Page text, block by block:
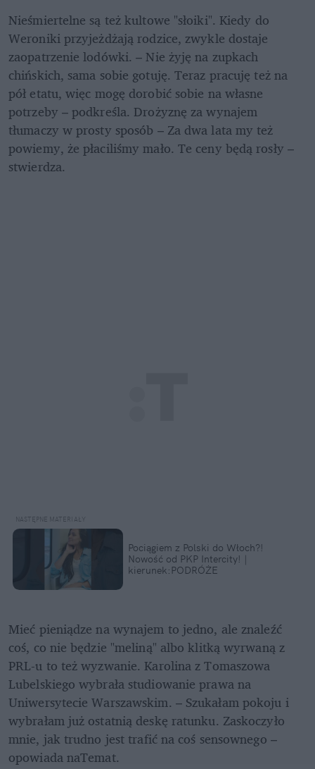
Nieśmiertelne są też kultowe "słoiki". Kiedy do
Weroniki przyjeżdżają rodzice, zwykle dostaje
zaopatrzenie lodówki. – Nie żyję na zupkach
chińskich, sama sobie gotuję. Teraz pracuję też na
pół etatu, więc mogę dorobić sobie na własne
potrzeby – podkreśla. Drożyznę za wynajem
tłumaczy w prosty sposób – Za dwa lata my też
powiemy, że płaciliśmy mało. Te ceny będą rosły –
stwierdza.
Pociągiem z Polski do Włoch?!
Nowość od PKP Intercity! |
kierunek:PODRÓŻE
Mieć pieniądze na wynajem to jedno, ale znaleźć
coś, co nie będzie "meliną" albo klitką wyrwaną z
PRL-u to też wyzwanie. Karolina z Tomaszowa
Lubelskiego wybrała studiowanie prawa na
Uniwersytecie Warszawskim. – Szukałam pokoju i
wybrałam już ostatnią deskę ratunku. Zaskoczyło
mnie, jak trudno jest trafić na coś sensownego –
opowiada naTemat.